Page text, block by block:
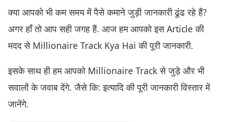
क्या आपको भी कम समय में पैसे कमाने जुड़ी जानकारी ढूंढ रहे हैं?
अगर हाँ तो आप सही जगह हैं. आज हम आपको इस Article की
मदद से Millionaire Track Kya Hai की पूरी जानकारी.
इसके साथ ही हम आपको Millionaire Track से जुड़े और भी
सवालों के जवाब देंगे. जैसे कि: इत्यादि की पूरी जानकारी विस्तार में
जानेंगे.